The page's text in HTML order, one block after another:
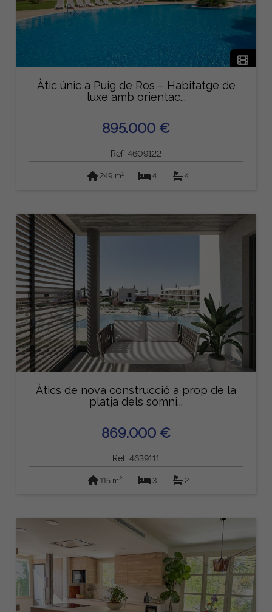
Àtic únic a Puig de Ros – Habitatge de
luxe amb orientac...
895.000 €
Ref: 4609122
249 m2 4 4
Àtics de nova construcció a prop de la
platja dels somni...
869.000 €
Ref: 4639111
115 m2 3 2